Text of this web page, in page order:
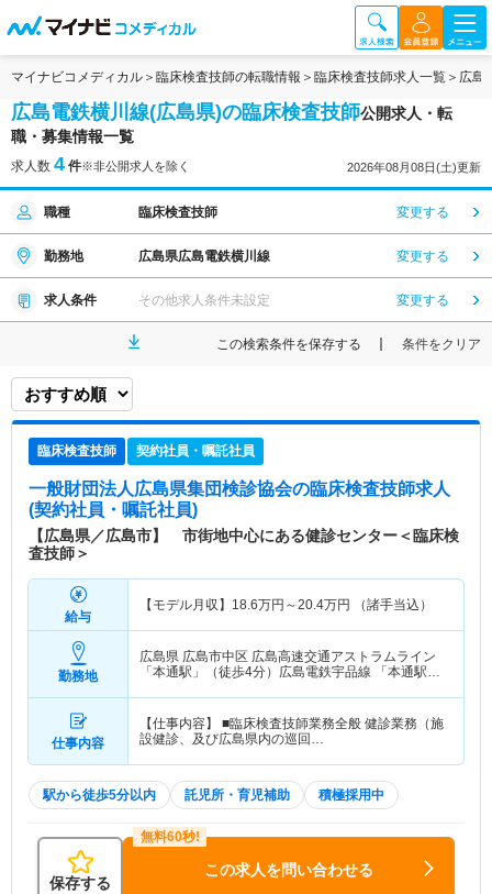
マイナビコメディカル 臨床検査技師の転職情報 臨床検査技師求人一覧 広島
広島電鉄横川線(広島県)の臨床検査技師公開求人・転
職・募集情報一覧
求人数 4 件※非公開求人を除く 2026年08月08日(土)更新
職種 臨床検査技師 変更する
勤務地 広島県広島電鉄横川線 変更する
求人条件 その他求人条件未設定 変更する
この検索条件を保存する 条件をクリア
臨床検査技師 契約社員・嘱託社員
一般財団法人広島県集団検診協会の臨床検査技師求人
(契約社員・嘱託社員)
【広島県／広島市】 市街地中心にある健診センター＜臨床検
査技師＞
給与
【モデル月収】 18.6万円～20.4万円 （諸手当込）
勤務地
広島県 広島市中区 広島高速交通アストラムライン
「本通駅」（徒歩4分）広島電鉄宇品線 「本通駅」
仕事内容
【仕事内容】 ■臨床検査技師業務全般 健診業務（施
設健診、及び広島県内の巡回…
駅から徒歩5分以内 託児所・育児補助 積極採用中
保存する
この求人を問い合わせる